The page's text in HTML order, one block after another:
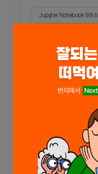
Jupyter Notebook 99.6
바로가기